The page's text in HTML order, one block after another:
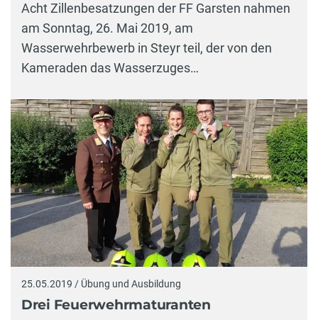
Acht Zillenbesatzungen der FF Garsten nahmen
am Sonntag, 26. Mai 2019, am
Wasserwehrbewerb in Steyr teil, der von den
Kameraden das Wasserzuges…
25.05.2019 / Übung und Ausbildung
Drei Feuerwehrmaturanten